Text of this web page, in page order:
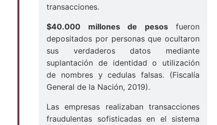
transacciones.
$40.000 millones de pesosfueron
depositados por personas que ocultaron
sus verdaderos datos mediante
suplantación de identidad o utilización
de nombres y cedulas falsas. (Fiscalía
General de la Nación, 2019).
Las empresas realizaban transacciones
fraudulentas sofisticadas en el sistema